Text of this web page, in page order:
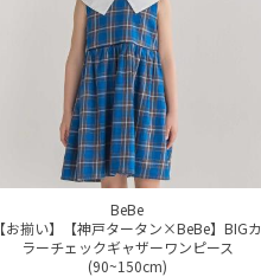
BeBe
【お揃い】【神戸タータン×BeBe】BIGカ
ラーチェックギャザーワンピース
(90~150cm)